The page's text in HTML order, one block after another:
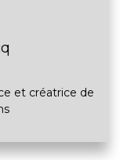
et créatrice de